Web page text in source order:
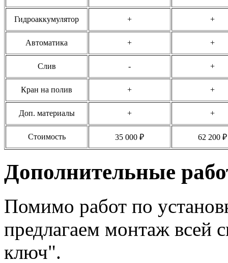
Гидроаккумулятор + +
Автоматика + +
Слив - +
Кран на полив + +
Доп. материалы + +
Стоимость 35 000 ₽ 62 200 ₽
Дополнительные
Помимо работ по
предлагаем монтаж всей
ключ".